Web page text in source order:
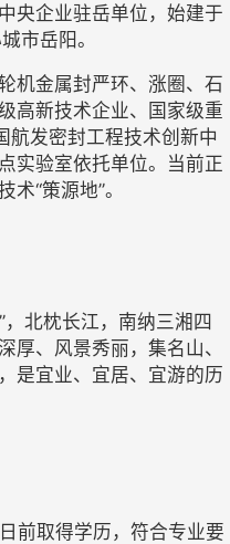
央企业驻岳单位，始建于
市岳阳。
机金属封严环、涨圈、石
高新技术企业、国家级重
航发密封工程技术创新中
实验室依托单位。当前正
“策源地”。
，北枕长江，南纳三湘四
厚、风景秀丽，集名山、
是宜业、宜居、宜游的历
前取得学历，符合专业要